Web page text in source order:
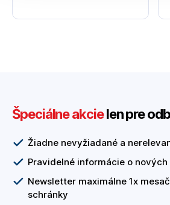
Špeciálne akcielen pre
Žiadne nevyžiadané a
Pravidelné informácie o
Newsletter maximálne 1x
schránky